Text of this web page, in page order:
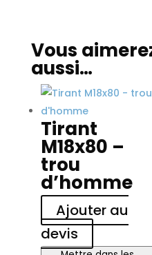
Vous
aussi…
Tirant
M18x80 –
trou
d’homme
Ajouter au
devis